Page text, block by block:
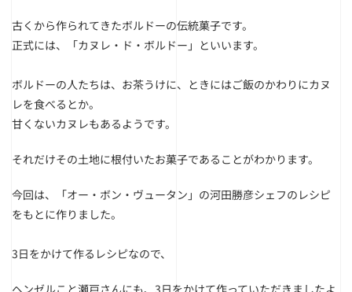
古くから作られてきたボルドーの伝統菓子です。
正式には、「カヌレ・ド・ボルドー」といいます。
ボルドーの人たちは、お茶うけに、ときにはご飯のかわりにカヌ
レを食べるとか。
甘くないカヌレもあるようです。
それだけその土地に根付いたお菓子であることがわかります。
今回は、「オー・ボン・ヴュータン」の河田勝彦シェフのレシピ
をもとに作りました。
3日をかけて作るレシピなので、
ヘンゼルこと瀬戸さんにも、3日をかけて作っていただきましたよ